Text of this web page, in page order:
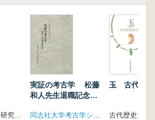
補)・久山町・篠栗町・粕屋町・
町・宇美町を中心として
市余部遺跡の集落変遷
代飛鳥地名考 王都飛鳥における
原試論
氏の領域と古墳
末期古墳から見た畿内と東国 帯
と宝塔山古墳の検討
安城私見
前国野依・伊藤田窯跡群採集の瓦
実証の考古学 松藤
和人先生退職記念論
玉 古代を彩